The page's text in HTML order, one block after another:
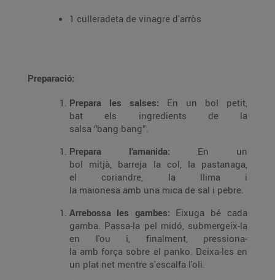
1 culleradeta de vinagre d'arròs
Preparació:
Prepara les salses: En un bol petit,
bat els ingredients de la
salsa “bang bang”.
Prepara l’amanida: En un
bol mitjà, barreja la col, la pastanaga,
el coriandre, la llima i
la maionesa amb una mica de sal i pebre.
Arrebossa les gambes: Eixuga bé cada
gamba. Passa-la pel midó, submergeix-la
en l'ou i, finalment, pressiona-
la amb força sobre el panko. Deixa-les en
un plat net mentre s'escalfa l'oli.